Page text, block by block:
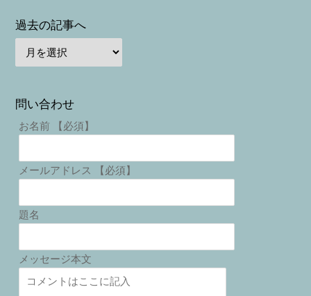
過去の記事へ
問い合わせ
お名前 【必須】
メールアドレス 【必須】
題名
メッセージ本文